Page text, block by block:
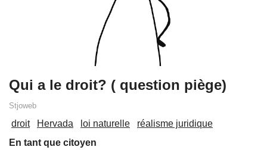
Qui a le droit? ( question piège)
Stjoweb
droit Hervada loi naturelle
réalisme juridique
En tant que citoyen